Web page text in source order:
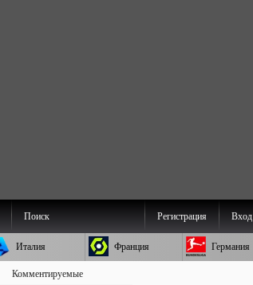
Поиск Вход
Регистрация
Италия Франция Германия
Комментируемые